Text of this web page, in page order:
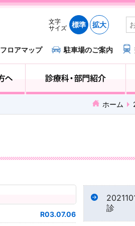
文字
サイズ
標準 拡大
フロアマップ 駐車場のご案内
ホーム
R03.07.06
診